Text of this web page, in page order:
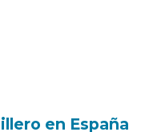
en España